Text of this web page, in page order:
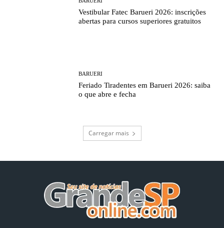
Vestibular Fatec Barueri 2026: inscrições
abertas para cursos superiores gratuitos
BARUERI
Feriado Tiradentes em Barueri 2026: saiba
o que abre e fecha
Carregar mais